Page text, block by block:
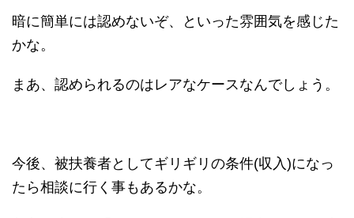
暗に簡単には認めないぞ、といった雰囲気を感じた
かな。
まあ、認められるのはレアなケースなんでしょう。
今後、被扶養者としてギリギリの条件(収入)になっ
たら相談に行く事もあるかな。